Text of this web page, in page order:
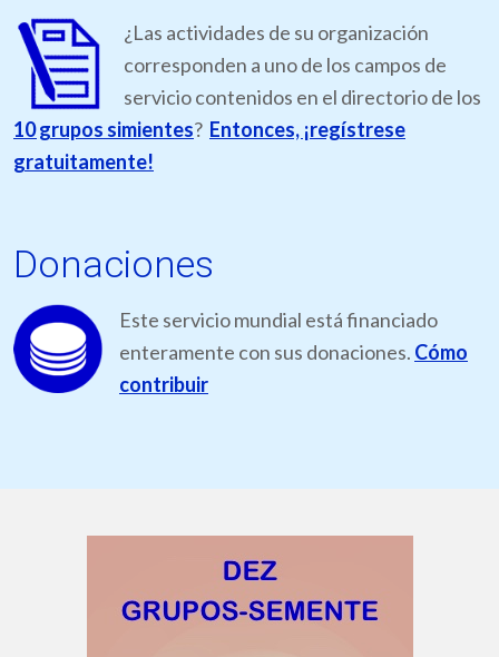
¿Las actividades de su organización
corresponden a uno de los campos de
servicio contenidos en el directorio de los
10 grupos simientes? Entonces, ¡regístrese
gratuitamente!
Donaciones
Este servicio mundial está financiado
enteramente con sus donaciones. Cómo
contribuir